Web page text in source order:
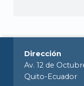
Dirección
Av. 12 de
Quito-Ecuador